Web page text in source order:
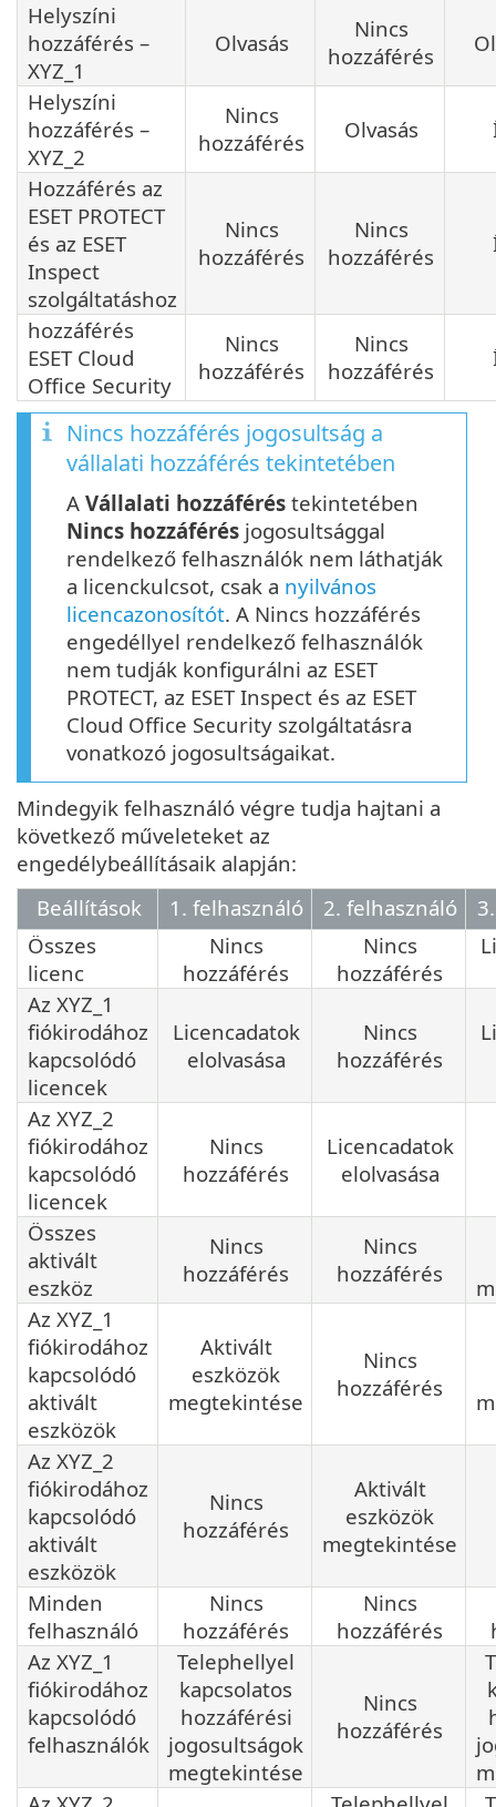
Helyszíni
hozzáférés –
XYZ_1
Olvasás
Nincs
hozzáférés
Helyszíni
hozzáférés –
XYZ_2
Nincs
hozzáférés
Olvasás
Hozzáférés az
ESET PROTECT
és az ESET
Inspect
szolgáltatáshoz
Nincs
hozzáférés
Nincs
hozzáférés
hozzáférés
ESET Cloud
Office Security
Nincs
hozzáférés
Nincs
hozzáférés
Nincs hozzáférés jogosultság a
vállalati hozzáférés tekintetében
A Vállalati hozzáférés tekintetében
Nincs hozzáférés jogosultsággal
rendelkező felhasználók nem láthatják
a licenckulcsot, csak a nyilvános
licencazonosítót. A Nincs hozzáférés
engedéllyel rendelkező felhasználók
nem tudják konfigurálni az ESET
PROTECT, az ESET Inspect és az ESET
Cloud Office Security szolgáltatásra
vonatkozó jogosultságaikat.
Mindegyik felhasználó végre tudja hajtani a
következő műveleteket az
engedélybeállításaik alapján:
Beállítások
1. felhasználó 2. felhasználó
Összes
licenc
Nincs
hozzáférés
Nincs
hozzáférés
Az XYZ_1
fiókirodához
kapcsolódó
licencek
Licencadatok
elolvasása
Nincs
hozzáférés
Az XYZ_2
fiókirodához
kapcsolódó
licencek
Nincs
hozzáférés
Licencadatok
elolvasása
Összes
aktivált
eszköz
Nincs
hozzáférés
Nincs
hozzáférés
Az XYZ_1
fiókirodához
kapcsolódó
aktivált
eszközök
Aktivált
eszközök
megtekintése
Nincs
hozzáférés
Az XYZ_2
fiókirodához
kapcsolódó
aktivált
eszközök
Nincs
hozzáférés
Aktivált
eszközök
megtekintése
Minden
felhasználó
Nincs
hozzáférés
Nincs
hozzáférés
Az XYZ_1
fiókirodához
kapcsolódó
felhasználók
Telephellyel
kapcsolatos
hozzáférési
jogosultságok
megtekintése
Nincs
hozzáférés